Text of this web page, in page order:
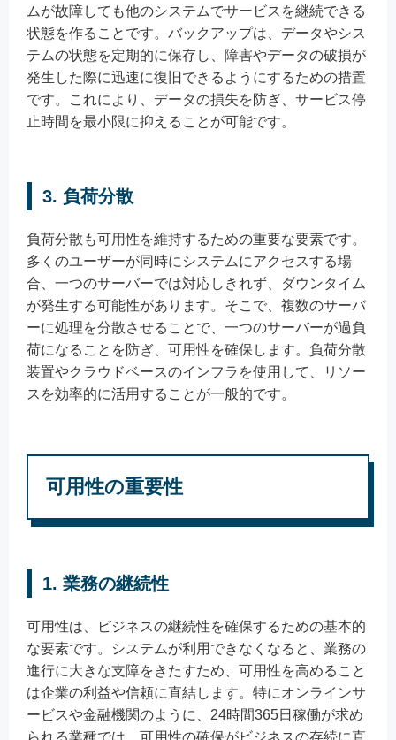
ムが故障しても他のシステムでサービスを継続できる
状態を作ることです。バックアップは、データやシス
テムの状態を定期的に保存し、障害やデータの破損が
発生した際に迅速に復旧できるようにするための措置
です。これにより、データの損失を防ぎ、サービス停
止時間を最小限に抑えることが可能です。
3. 負荷分散
負荷分散も可用性を維持するための重要な要素です。
多くのユーザーが同時にシステムにアクセスする場
合、一つのサーバーでは対応しきれず、ダウンタイム
が発生する可能性があります。そこで、複数のサーバ
ーに処理を分散させることで、一つのサーバーが過負
荷になることを防ぎ、可用性を確保します。負荷分散
装置やクラウドベースのインフラを使用して、リソー
スを効率的に活用することが一般的です。
可用性の重要性
1. 業務の継続性
可用性は、ビジネスの継続性を確保するための基本的
な要素です。システムが利用できなくなると、業務の
進行に大きな支障をきたすため、可用性を高めること
は企業の利益や信頼に直結します。特にオンラインサ
ービスや金融機関のように、24時間365日稼働が求め